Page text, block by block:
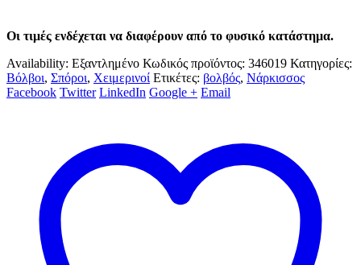
Οι τιμές ενδέχεται να διαφέρουν από το φυσικό κατάστημα.
Availability: Εξαντλημένο Κωδικός προϊόντος: 346019 Κατηγορίες:
Βόλβοι, Σπόροι, Χειμερινοί Ετικέτες: βολβός, Νάρκισσος
Facebook Twitter LinkedIn Google + Email